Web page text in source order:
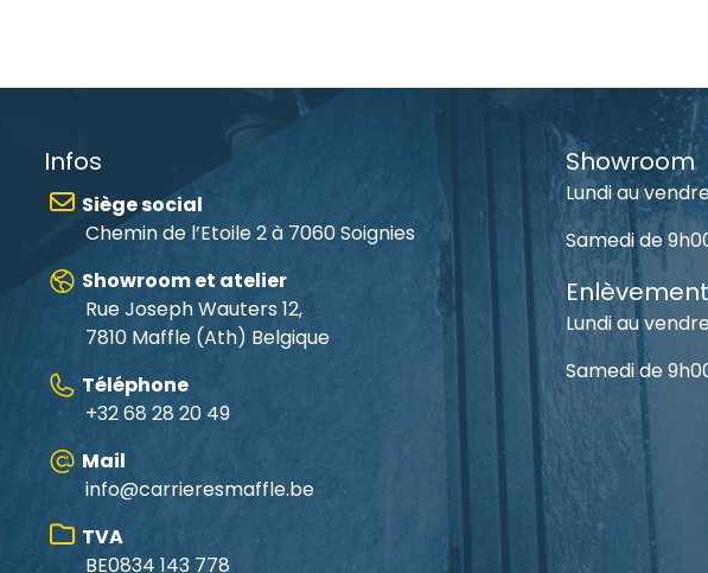
Infos
Siège social
Chemin de l’Etoile 2 à 7060 Soignies
Showroom et atelier
Rue Joseph Wauters 12,
7810 Maffle (Ath) Belgique
Téléphone
+32 68 28 20 49
Mail
info@carrieresmaffle.be
TVA
BE0834 143 778
Showroom
Lundi au
Samedi de
Enlèvement
Lundi au
Samedi de